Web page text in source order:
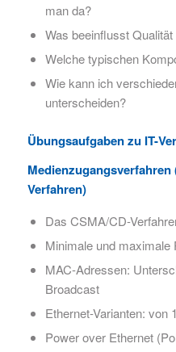
man da?
Was beeinflusst
Welche typischen
Wie kann ich
unterscheiden?
Übungsaufgaben zu IT-
Verfahren)
​Das CSMA/CD-
Minimale und maximale
MAC-Adressen:
Broadcast​
Ethernet-Varianten: von
Power over Ethernet